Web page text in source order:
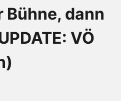
Bühne, dann
VÖ